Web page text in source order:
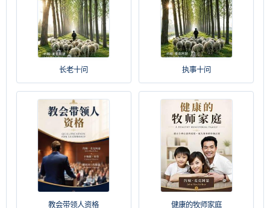
长老十问 执事十问
教会带领人资格 健康的牧师家庭